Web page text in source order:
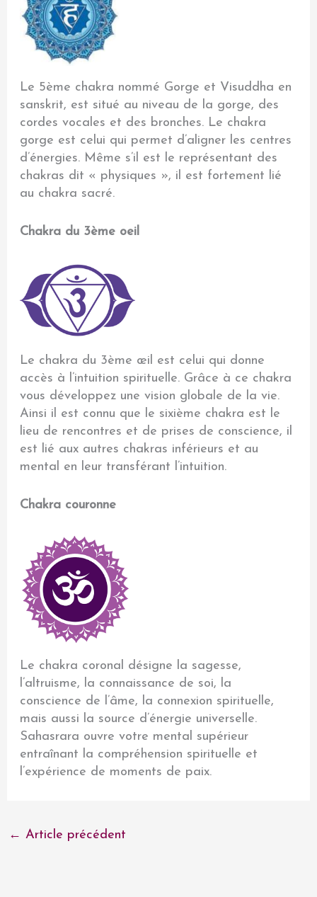
Le 5ème chakra nommé Gorge et Visuddha en
sanskrit, est situé au niveau de la gorge, des
cordes vocales et des bronches. Le chakra
gorge est celui qui permet d’aligner les centres
d’énergies. Même s’il est le représentant des
chakras dit « physiques », il est fortement lié
au chakra sacré.
Chakra du 3ème oeil
Le chakra du 3ème œil est celui qui donne
accès à l’intuition spirituelle. Grâce à ce chakra
vous développez une vision globale de la vie.
Ainsi il est connu que le sixième chakra est le
lieu de rencontres et de prises de conscience, il
est lié aux autres chakras inférieurs et au
mental en leur transférant l’intuition.
Chakra couronne
Le chakra coronal désigne la sagesse,
l’altruisme, la connaissance de soi, la
conscience de l’âme, la connexion spirituelle,
mais aussi la source d’énergie universelle.
Sahasrara ouvre votre mental supérieur
entraînant la compréhension spirituelle et
l’expérience de moments de paix.
← Article précédent